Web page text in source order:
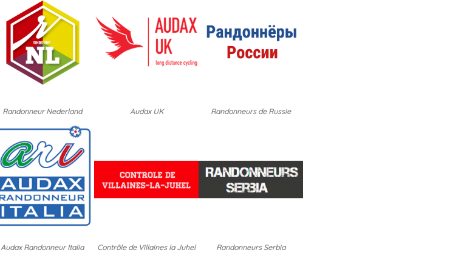
Randonneur Nederland Audax UK Randonneurs de Russie
Audax Randonneur Italia Contrôle de Villaines la Juhel Randonneurs Serbia